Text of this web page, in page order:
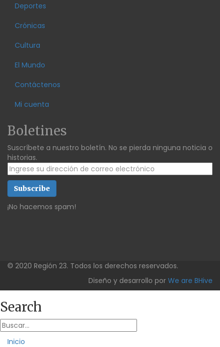
Deportes
Crónicas
Cultura
El Mundo
Contáctenos
Mi cuenta
Boletines
Suscríbete a nuestro boletín. No se pierda ninguna noticia o
historias.
¡No hacemos spam!
© 2020 Región 23. Todos los derechos reservados.
Diseño y desarrollo por We are BHive
Search
Inicio